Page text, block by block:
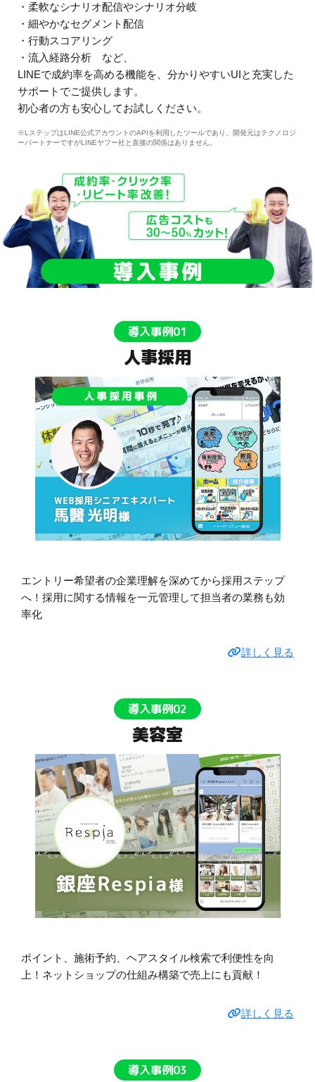
・柔軟なシナリオ配信やシナリオ分岐
・細やかなセグメント配信
・行動スコアリング
・流入経路分析 など、
LINEで成約率を高める機能を、分かりやすいUIと充実した
サポートでご提供します。
初心者の方も安心してお試しください。
※LステップはLINE公式アカウントのAPIを利用したツールであり、開発元はテクノロジ
ーパートナーですがLINEヤフー社と直接の関係はありません。
導入事例01
人事採用
エントリー希望者の企業理解を深めてから採用ステップ
へ！採用に関する情報を一元管理して担当者の業務も効
率化
詳しく見る
導入事例02
美容室
ポイント、施術予約、ヘアスタイル検索で利便性を向
上！ネットショップの仕組み構築で売上にも貢献！
詳しく見る
導入事例03